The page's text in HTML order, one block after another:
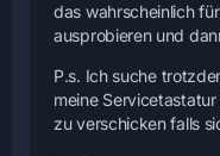
das wahrscheinlich
ausprobieren und
P.s. Ich suche
meine
zu verschicken falls